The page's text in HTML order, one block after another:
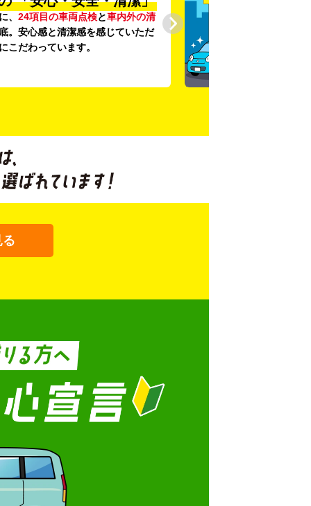
、 24項目の車両点検と車内外の清
。安心感と清潔感を感じていただ
こだわっています。